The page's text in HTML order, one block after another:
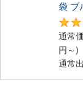
袋 ブ
通常
円 ～)
通常